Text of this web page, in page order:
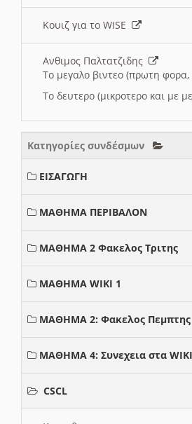
Κουιζ για το WISE
Ανθιμος Παλτατζιδης
Το μεγαλο βιντεο (πρωτη
Το δευτερο (μικροτερο και με
Κατηγορίες συνδέσμων
ΕΙΣΑΓΩΓΗ
ΜΑΘΗΜΑ ΠΕΡΙΒΑΛΟΝ
ΜΑΘΗΜΑ 2 Φακελος Τριτης
ΜΑΘΗΜΑ WIKI 1
ΜΑΘΗΜΑ 2: Φακελος Πεμπτης
ΜΑΘΗΜΑ 4: Συνεχεια στα WIKI
CSCL